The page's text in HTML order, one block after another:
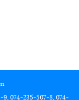
9, 074-235-507-8, 074-